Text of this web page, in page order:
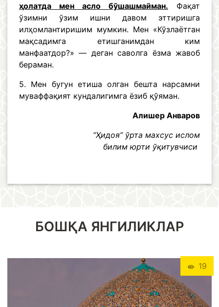
ҳолатда мен асло бўшашмайман. Фақат
ўзимни ўзим ишни давом эттиришга
илҳомлантиришим мумкин. Мен «Кўзлаётган
мақсадимга етишганимдан ким
манфаатдор?» — деган саволга ёзма жавоб
бераман.
5. Мен бугун етиша олган бешта нарсамни
муваффақият кундалигимга ёзиб қўяман.
Алишер Анваров
“Ҳидоя” ўрта махсус ислом
билим юрти ўқитувчиси
БОШҚА ЯНГИЛИКЛАР
19